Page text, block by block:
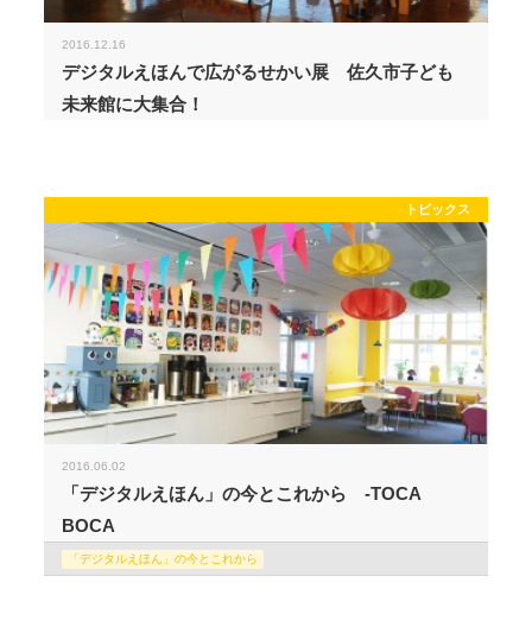
2016.12.16
デジタルえほんで広がるせかい展 佐久市子ども
未来館に大集合！
トピックス
2016.06.02
「デジタルえほん」の今とこれから -TOCA
BOCA
「デジタルえほん」の今とこれから